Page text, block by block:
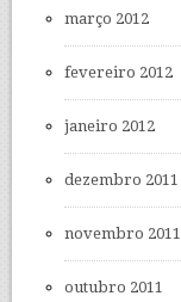
março 2012
fevereiro 2012
janeiro 2012
dezembro 2011
novembro 2011
outubro 2011